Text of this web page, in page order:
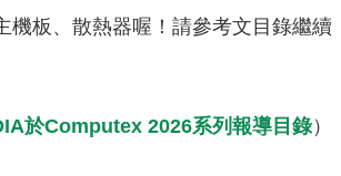
機板、散熱器喔！請參考文目錄繼續
於Computex 2026系列報導目錄）